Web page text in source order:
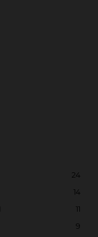
24
14
11
9